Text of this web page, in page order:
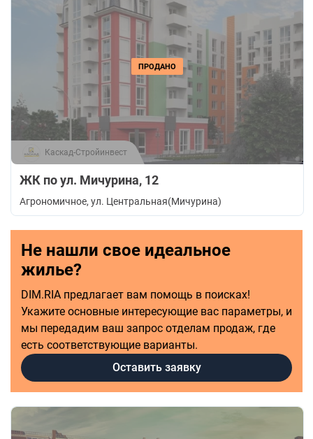
ПРОДАНО
Каскад-Стройинвест
ЖК по ул. Мичурина, 12
Агрономичное, ул. Центральная(Мичурина)
Не нашли свое идеальное
жилье?
DIM.RIA предлагает вам помощь в поисках!
Укажите основные интересующие вас параметры, и
мы передадим ваш запрос отделам продаж, где
есть соответствующие варианты.
Оставить заявку